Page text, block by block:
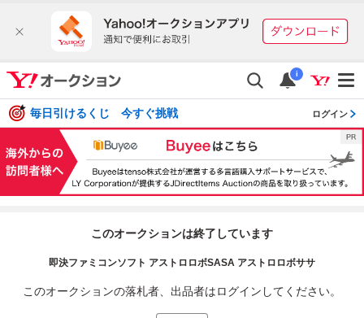
i
毎日引けるくじ 今すぐ挑戦 ログイン
このオークションは終了しています
即決ファミコンソフト アストロロボSASA アストロロボササ
このオークションの落札者、出品者はログインしてください。